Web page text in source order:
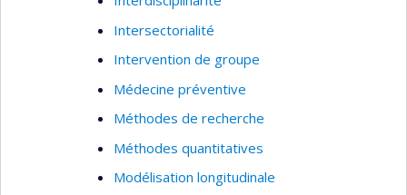
Intersectorialité
Intervention de groupe
Médecine préventive
Méthodes de recherche
Méthodes quantitatives
Modélisation longitudinale